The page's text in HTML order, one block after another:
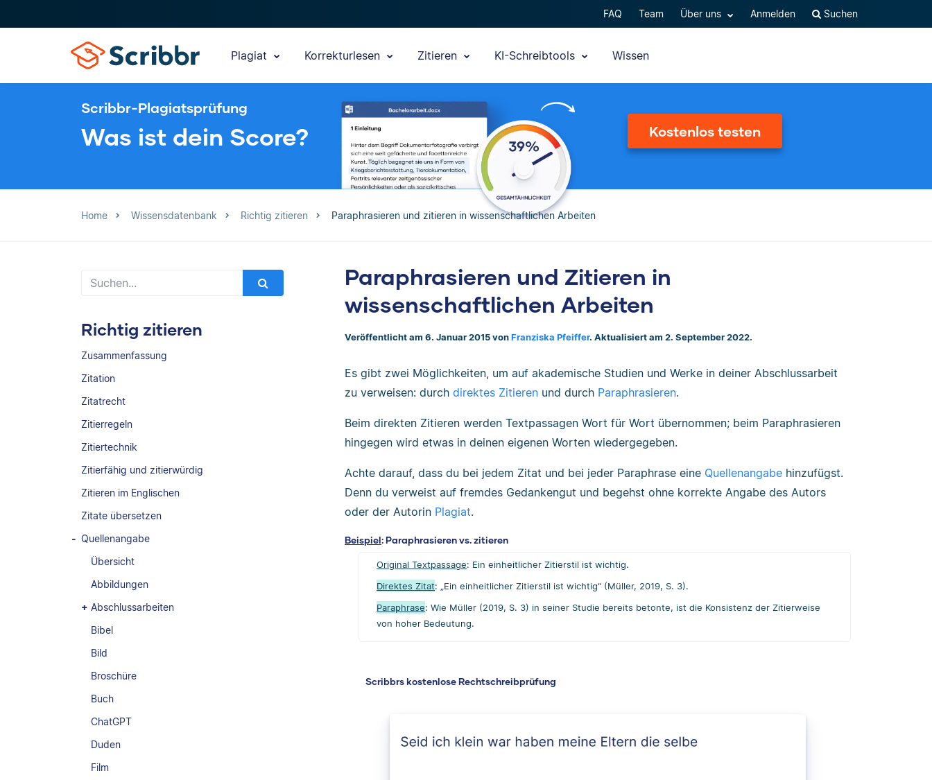
FAQ Team Über uns Anmelden Suchen
Plagiat Korrekturlesen Zitieren KI-Schreibtools Wissen
Scribbr-Plagiatsprüfung
Was ist dein Score? Kostenlos testen
Home Wissensdatenbank Richtig zitieren Paraphrasieren und zitieren in wissenschaftlichen Arbeiten
Richtig zitieren
Zusammenfassung
Zitation
Zitatrecht
Zitierregeln
Zitiertechnik
Zitierfähig und zitierwürdig
Zitieren im Englischen
Zitate übersetzen
Quellenangabe
Übersicht
Abbildungen
Abschlussarbeiten
Bibel
Bild
Broschüre
Buch
ChatGPT
Duden
Film
Paraphrasieren und Zitieren in
wissenschaftlichen Arbeiten
Veröffentlicht am 6. Januar 2015 von Franziska Pfeiffer. Aktualisiert am 2. September 2022.
Es gibt zwei Möglichkeiten, um auf akademische Studien und Werke in deiner Abschlussarbeit
zu verweisen: durch direktes Zitieren und durch Paraphrasieren.
Beim direkten Zitieren werden Textpassagen Wort für Wort übernommen; beim Paraphrasieren
hingegen wird etwas in deinen eigenen Worten wiedergegeben.
Achte darauf, dass du bei jedem Zitat und bei jeder Paraphrase eine Quellenangabe hinzufügst.
Denn du verweist auf fremdes Gedankengut und begehst ohne korrekte Angabe des Autors
oder der Autorin Plagiat.
Beispiel: Paraphrasieren vs. zitieren
Original Textpassage: Ein einheitlicher Zitierstil ist wichtig.
Direktes Zitat: „Ein einheitlicher Zitierstil ist wichtig“ (Müller, 2019, S. 3).
Paraphrase: Wie Müller (2019, S. 3) in seiner Studie bereits betonte, ist die Konsistenz der Zitierweise
von hoher Bedeutung.
Scribbrs kostenlose Rechtschreibprüfung